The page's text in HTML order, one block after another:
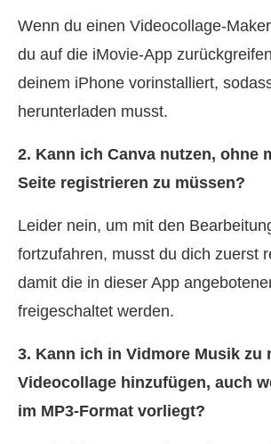
Wenn du einen
du auf die iMovie‑App
deinem iPhone vorinstalliert,
herunterladen musst.
2. Kann ich Canva nutzen, ohne
Seite registrieren zu müssen?
Leider nein, um mit den
fortzufahren, musst du dich zuerst
damit die in dieser App
freigeschaltet werden.
3. Kann ich in Vidmore Musik zu
Videocollage hinzufügen, auch
im MP3‑Format vorliegt?